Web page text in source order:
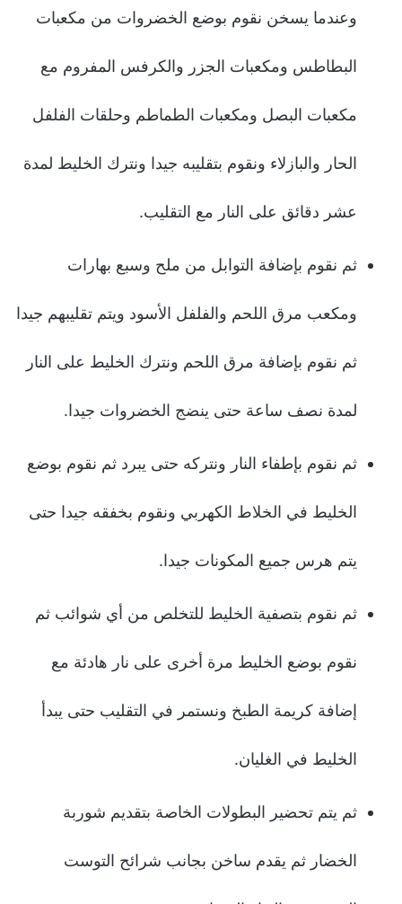
وعندما يسخن نقوم بوضع الخضروات من مكعبات
البطاطس ومكعبات الجزر والكرفس المفروم مع
مكعبات البصل ومكعبات الطماطم وحلقات الفلفل
الحار والبازلاء ونقوم بتقليبه جيدا ونترك الخليط لمدة
عشر دقائق على النار مع التقليب.
ثم نقوم بإضافة التوابل من ملح وسبع بهارات
ومكعب مرق اللحم والفلفل الأسود ويتم تقليبهم جيدا
ثم نقوم بإضافة مرق اللحم ونترك الخليط على النار
لمدة نصف ساعة حتى ينضج الخضروات جيدا.
ثم نقوم بإطفاء النار ونتركه حتى يبرد ثم نقوم بوضع
الخليط في الخلاط الكهربي ونقوم بخفقه جيدا حتى
يتم هرس جميع المكونات جيدا.
ثم نقوم بتصفية الخليط للتخلص من أي شوائب ثم
نقوم بوضع الخليط مرة أخرى على نار هادئة مع
إضافة كريمة الطبخ ونستمر في التقليب حتى يبدأ
الخليط في الغليان.
ثم يتم تحضير البطولات الخاصة بتقديم شوربة
الخضار ثم يقدم ساخن بجانب شرائح التوست